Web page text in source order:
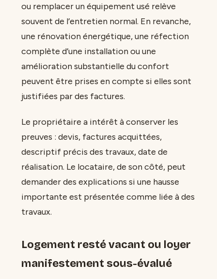
ou remplacer un équipement usé relève
souvent de l’entretien normal. En revanche,
une rénovation énergétique, une réfection
complète d’une installation ou une
amélioration substantielle du confort
peuvent être prises en compte si elles sont
justifiées par des factures.
Le propriétaire a intérêt à conserver les
preuves : devis, factures acquittées,
descriptif précis des travaux, date de
réalisation. Le locataire, de son côté, peut
demander des explications si une hausse
importante est présentée comme liée à des
travaux.
Logement resté vacant ou loyer
manifestement sous-évalué